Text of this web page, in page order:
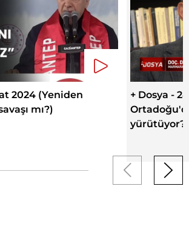
2024 (Yeniden
mı?)
+ Dosya -
yürütüyor?)